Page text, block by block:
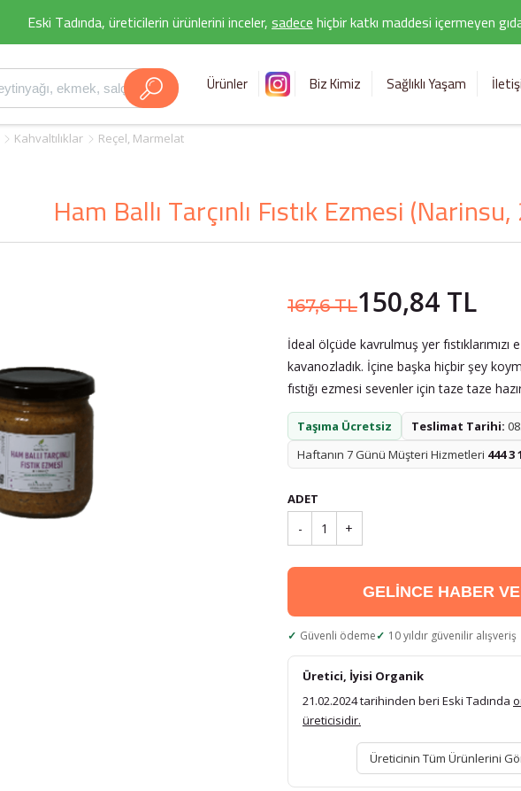
Eski Tadında, üreticilerin ürünlerini inceler,sadecehiçbir katkı maddesi içermeyen
Ürünler Biz Kimiz Sağlıklı Yaşam
Kahvaltılıklar Reçel, Marmelat
Ham Ballı Tarçınlı Fıstık Ezmesi
167,6 TL150,84 TL
İdeal ölçüde kavrulmuş yer
kavanozladık. İçine başka hiçbir şey
fıstığı ezmesi sevenler için taze taze
Taşıma Ücretsiz Teslimat Tarihi:
Haftanın 7 Günü Müşteri Hizmetleri 444 3
ADET
- 1 +
GELİNCE HABER
Güvenli ödeme 10 yıldır güvenilir alışveriş
Üretici, İyisi Organik
21.02.2024 tarihinden beri Eski Tadında
üreticisidir.
Üreticinin Tüm Ürünlerini